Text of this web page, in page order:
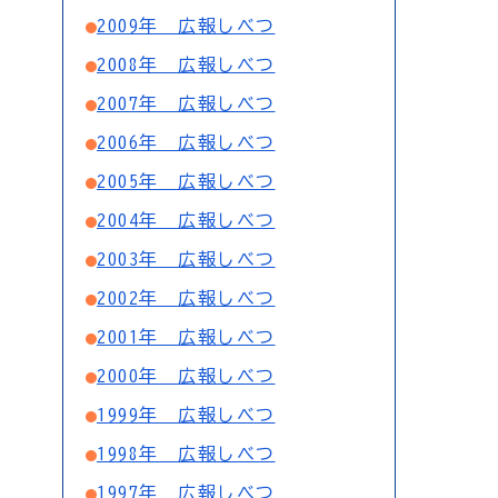
2009年 広報しべつ
2008年 広報しべつ
2007年 広報しべつ
2006年 広報しべつ
2005年 広報しべつ
2004年 広報しべつ
2003年 広報しべつ
2002年 広報しべつ
2001年 広報しべつ
2000年 広報しべつ
1999年 広報しべつ
1998年 広報しべつ
1997年 広報しべつ